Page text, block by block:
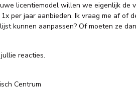
licentiemodel willen we eigenlijk de
per jaar aanbieden. Ik vraag me af of
kunnen aanpassen? Of moeten ze
reacties.
Centrum